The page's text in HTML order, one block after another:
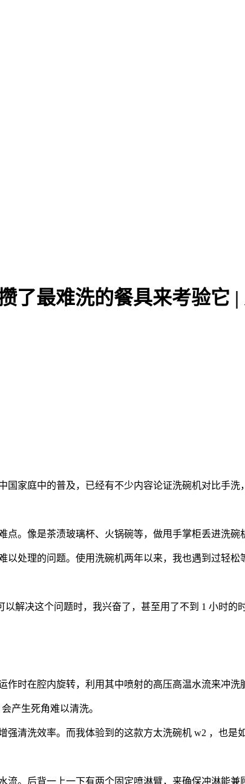
了最难洗的餐具来考验它
家庭中的普及，已经有不少内容论证洗碗机对比手洗
。像是茶渍玻璃杯、火锅碗等，做甩手掌柜丢进洗碗
处理的问题。使用洗碗机两年以来，我也遇到过轻
解决这个问题时，我兴奋了，甚至用了不到 1 小时的
作时在腔内旋转，利用其中喷射的高压高温水流来冲洗
会产生死角难以清洗。
强清洗效率。而我体验到的这款方太洗碗机 w2 ，也是
流。 后背一上一下有两个固定喷淋臂，来确保冲淋能兼